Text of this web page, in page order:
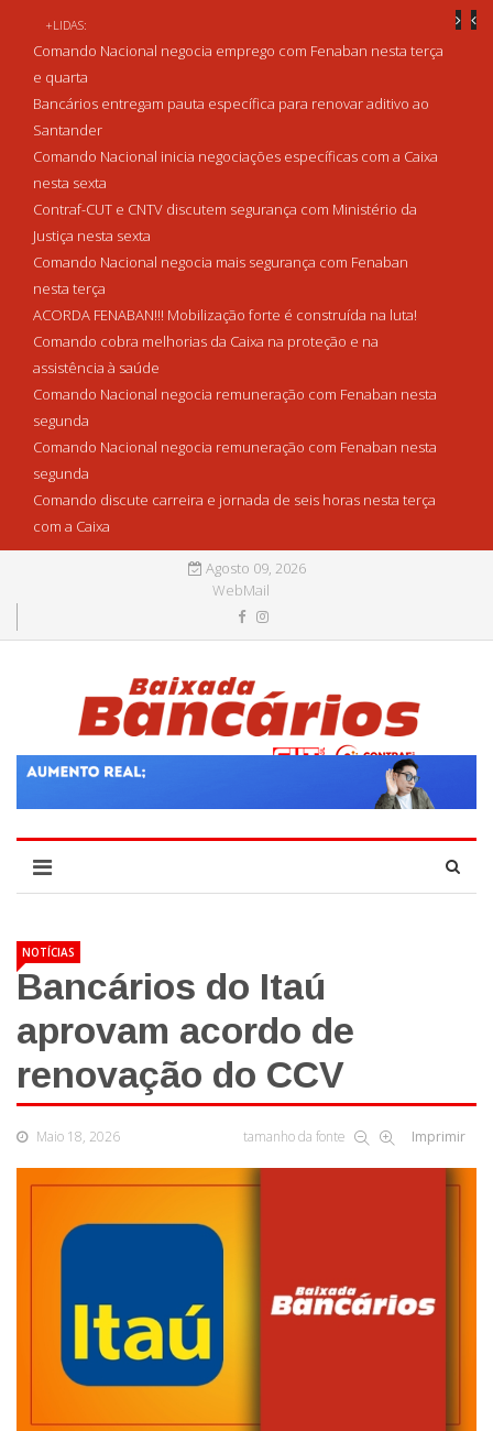
+LIDAS:
Comando Nacional negocia emprego com Fenaban nesta terça
e quarta
Bancários entregam pauta específica para renovar aditivo ao
Santander
Comando Nacional inicia negociações específicas com a Caixa
nesta sexta
Contraf-CUT e CNTV discutem segurança com Ministério da
Justiça nesta sexta
Comando Nacional negocia mais segurança com Fenaban
nesta terça
ACORDA FENABAN!!! Mobilização forte é construída na luta!
Comando cobra melhorias da Caixa na proteção e na
assistência à saúde
Comando Nacional negocia remuneração com Fenaban nesta
segunda
Comando Nacional negocia remuneração com Fenaban nesta
segunda
Comando discute carreira e jornada de seis horas nesta terça
com a Caixa
Agosto 09, 2026
WebMail
NOTÍCIAS
Bancários do Itaú
aprovam acordo de
renovação do CCV
Maio 18, 2026 tamanho da fonte Imprimir